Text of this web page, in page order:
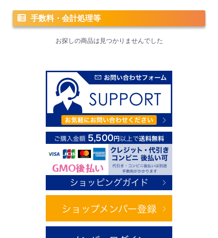
手数料・会計処理等
お探しの商品は見つかりませんでした